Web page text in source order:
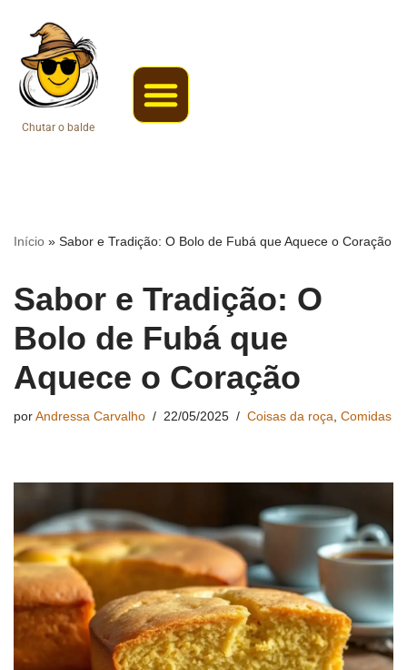
Pular
para
o
Chutar o balde
Início » Sabor e Tradição: O Bolo de Fubá que Aquece o Coração
Sabor e Tradição: O
Bolo de Fubá que
Aquece o Coração
por Andressa Carvalho 22/05/2025 Coisas da roça, Comidas